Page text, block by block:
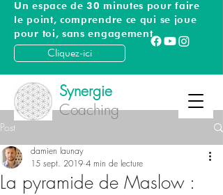
Synergie
Coaching
Un espace de 30 minutes pour faire
le point, comprendre ce qui se joue
pour toi, sans engagement
Cliquez-ici
Post
La pyramide de Maslow :
damien launay
15 sept. 2019 4 min de lecture